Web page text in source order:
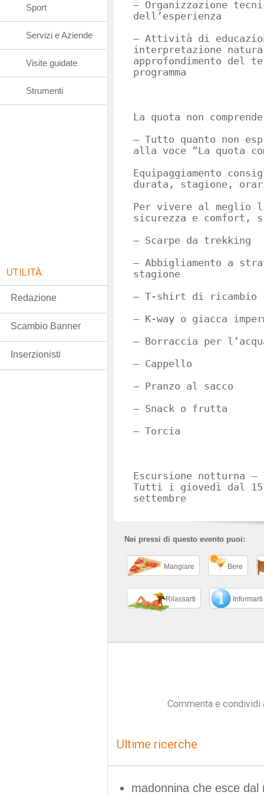
– Organizzazione
dell’esperienza
– Attività di
interpretazione
approfondimento del
programma
La quota non comprende
– Tutto quanto non
alla voce “La quota
Equipaggiamento
durata, stagione,
Per vivere al meglio
sicurezza e comfort,
– Scarpe da trekking
– Abbigliamento a
stagione
– T-shirt di ricambio
– K-way o giacca
– Borraccia per
– Cappello
– Pranzo al sacco
– Snack o frutta
– Torcia
Escursione notturna
Tutti i giovedì dal 15
settembre
Nei pressi di questo evento puoi:
Mangiare Bere
Rilassarti Informarti
Commenta e
Ultime ricerche
madonnina che esce dal
Sport
Servizi e Aziende
Visite guidate
Strumenti
UTILITÀ:
Redazione
Scambio Banner
Inserzionisti